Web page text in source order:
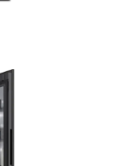
etiķete